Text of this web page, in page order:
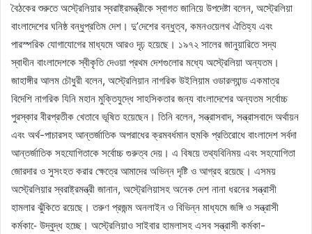
বৈঠকের শুরুতে অস্ট্রেলিয়ার স্বরাষ্ট্রমন্ত্রীকে স্বাগত জানিয়ে উপদেষ্টা বলেন, অস্ট্রেলিয়া
বাংলাদেশের ঘনিষ্ঠ বন্ধুপ্রতিম দেশ। দু’দেশের বন্ধুত্ব, কমনওয়েলথ ঐতিহ্য এবং
পারস্পরিক যোগাযোগের মাধ্যমে আরও দৃঢ় হয়েছে। ১৯৭২ সালের জানুয়ারিতে সদ্য
স্বাধীন বাংলাদেশকে স্বীকৃতি দেওয়া প্রথম দেশগুলোর মধ্যে অস্ট্রেলিয়া অন্যতম।
জাহাঙ্গীর আলম চৌধুরী বলেন, অস্ট্রেলিয়ান নাগরিক উইলিয়াম ওডারল্যান্ড একমাত্র
বিদেশি নাগরিক যিনি মহান মুক্তিযুদ্ধে সাহসিকতার জন্য বাংলাদেশের অন্যতম সর্বোচ্চ
পুরস্কার বীরপ্রতীক খেতাবে ভূষিত হয়েছেন। তিনি বলেন, সন্ত্রাসবাদ, সন্ত্রাসবাদে অর্থায়ন
এবং অর্থ-পাচারসহ আন্তর্জাতিক অপরাধের ক্রমবর্ধমান হুমকি প্রতিরোধে বাংলাদেশ সর্বদা
আন্তর্জাতিক সহযোগিতাকে সর্বোচ্চ গুরুত্ব দেয়। এ বিষয়ে তথ্যবিনিময় এবং সহযোগিতা
জোরদার ও সুসংহত করার ক্ষেত্রে আমাদের অভিন্ন দৃষ্টি ও আগ্রহ রয়েছে। এসময়
অস্ট্রেলিয়ার স্বরাষ্ট্রমন্ত্রী জানান, অস্ট্রেলিয়াসহ অনেক দেশ নানা ধরনের সন্ত্রাসী
হামলার ঝুঁকিতে রয়েছে। তরুণ প্রজন্ম অনলাইন ও বিভিন্ন মাধ্যমে জঙ্গি ও সন্ত্রাসী
কর্মকা-ে উদ্বুদ্ধ হচ্ছে। অস্ট্রেলিয়াও সাইবার হামলাসহ এসব সন্ত্রাসী কর্মকা-